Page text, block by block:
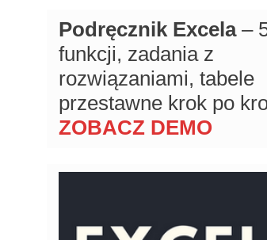
Podręcznik Excela–
funkcji, zadania z
rozwiązaniami, tabele
przestawne krok po
ZOBACZ DEMO